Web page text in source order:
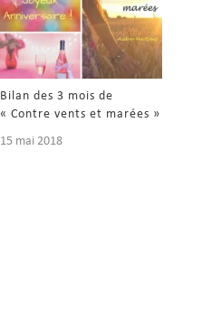
Bilan des 3 mois de
« Contre vents et marées »
15 mai 2018